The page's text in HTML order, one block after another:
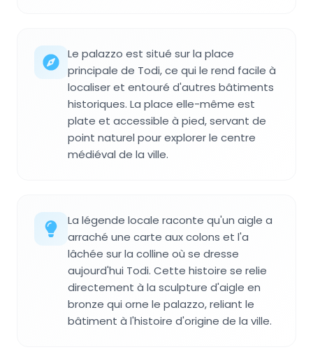
Le palazzo est situé sur la place
principale de Todi, ce qui le rend facile à
localiser et entouré d'autres bâtiments
historiques. La place elle-même est
plate et accessible à pied, servant de
point naturel pour explorer le centre
médiéval de la ville.
La légende locale raconte qu'un aigle a
arraché une carte aux colons et l'a
lâchée sur la colline où se dresse
aujourd'hui Todi. Cette histoire se relie
directement à la sculpture d'aigle en
bronze qui orne le palazzo, reliant le
bâtiment à l'histoire d'origine de la ville.